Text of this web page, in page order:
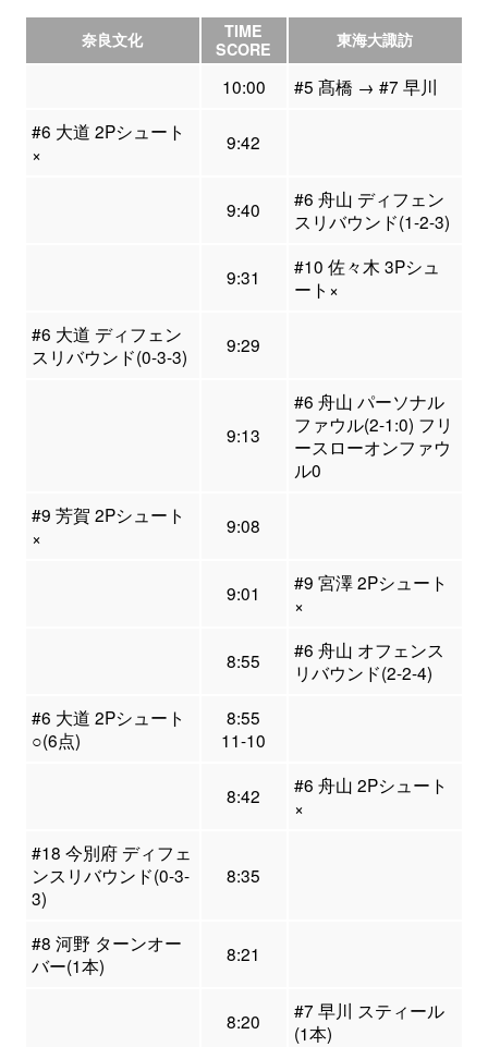
奈良文化
TIME
SCORE
東海大諏訪
10:00
#5 髙橋 → #7 早川
#6 大道 2Pシュート
×
9:42
9:40
#6 舟山 ディフェン
スリバウンド(1-2-3)
9:31
#10 佐々木 3Pシュ
ート×
#6 大道 ディフェン
スリバウンド(0-3-3)
9:29
9:13
#6 舟山 パーソナル
ファウル(2-1:0) フリ
ースローオンファウ
ル0
#9 芳賀 2Pシュート
×
9:08
9:01
#9 宮澤 2Pシュート
×
8:55
#6 舟山 オフェンス
リバウンド(2-2-4)
#6 大道 2Pシュート
○(6点)
8:55
11-10
8:42
#6 舟山 2Pシュート
×
#18 今別府 ディフェ
ンスリバウンド(0-3-
3)
8:35
#8 河野 ターンオー
バー(1本)
8:21
8:20
#7 早川 スティール
(1本)